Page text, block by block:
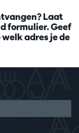
Laat
formulier. Geef
adres je de